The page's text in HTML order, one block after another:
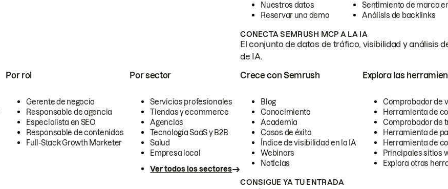
Nuestros datos
Reservar una demo
Sentimiento de marca
Análisis de backlinks
CONECTA SEMRUSH MCP A LA IA
El conjunto de datos de tráfico, visibilidad y análisis
de IA.
Por rol
Gerente de negocio
Responsable de agencia
Especialista en SEO
Responsable de contenidos
Full-Stack Growth Marketer
Por sector
Servicios profesionales
Tiendas y ecommerce
Agencias
Tecnología SaaS y B2B
Salud
Empresa local
Ver todos los sectores
Crece con Semrush
Blog
Conocimiento
Academia
Casos de éxito
Índice de visibilidad en la IA
Webinars
Noticias
Explora las
Comprobador de
Herramienta de
Comprobador de
Herramienta de
Herramienta de
Principales sitios
Explora otras
CONSIGUE YA TU ENTRADA